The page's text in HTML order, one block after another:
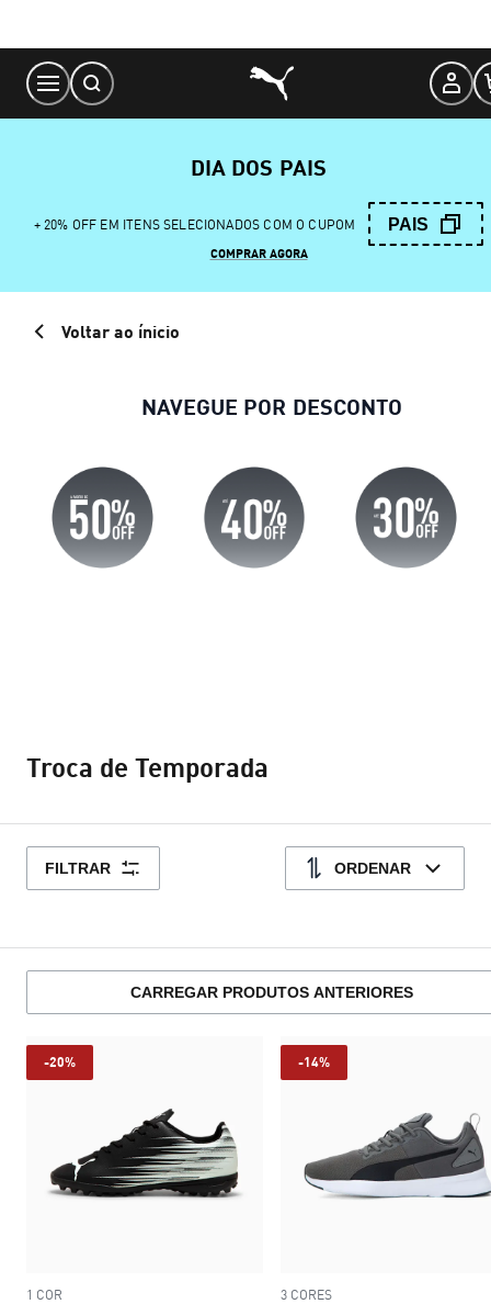
Content
DIA DOS PAIS
+ 20% OFF EM ITENS SELECIONADOS COM O CUPOM PAIS
COMPRAR AGORA
Voltar ao ínicio
NAVEGUE POR DESCONTO
Troca de Temporada
FILTRAR ORDENAR
CARREGAR PRODUTOS ANTERIORES
-20%
1 COR
-14%
3 CORES